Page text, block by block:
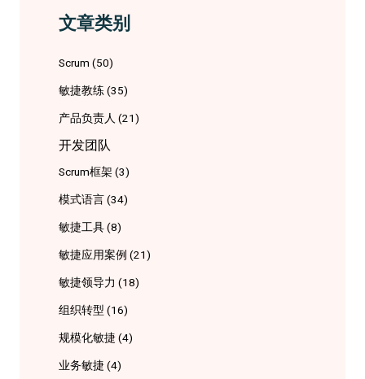
文章类别
Scrum (50)
敏捷教练(35)
产品负责人(21)
开发团队
Scrum框架 (3)
模式语言(34)
敏捷工具(8)
敏捷应用案例 (21)
敏捷领导力 (18)
组织转型(16)
规模化敏捷(4)
业务敏捷(4)